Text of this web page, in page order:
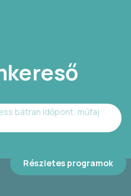
bátran időpont, műfaj
Részletes programok